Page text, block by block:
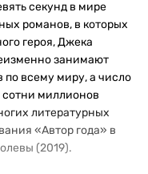
секунд в мире
романов, в которых
героя, Джека
занимают
по всему миру, а число
сотни миллионов
литературных
«Автор года» в
(2019).